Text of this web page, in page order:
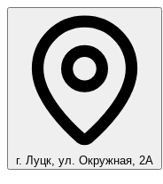
г. Луцк, ул. Окружная, 2А